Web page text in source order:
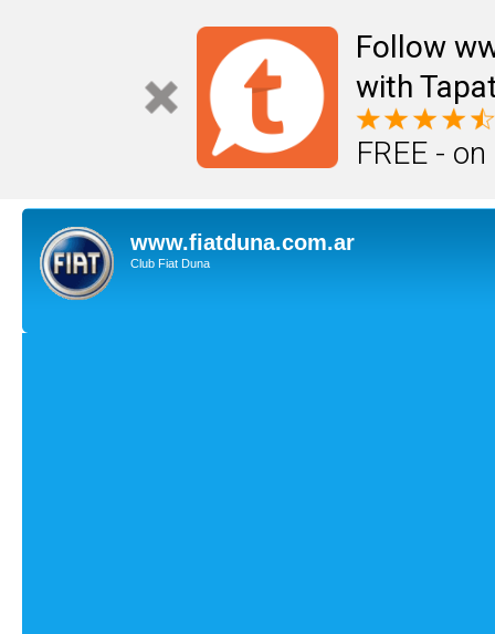
Follow
with
FREE -
www.fiatduna.com.ar
Club Fiat Duna